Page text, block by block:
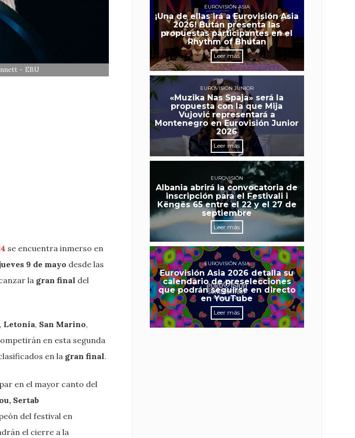
- EBU
se encuentra inmerso en
9 de mayo desde las
la gran final del
, Letonia, San Marino,
en esta segunda
en la gran final.
en el mayor canto del
Sertab
del festival en
el cierre a la
EUROVISIÓN ASIA
¡Una de ellas irá a Eurovisión Asia
2026! Bután presenta las
propuestas participantes en el
Rhythm of Bhutan
Leer más
EUROVISIÓN JUNIOR
«Muzika Nas Spaja» será la
propuesta con la que Mija
Vujović representará a
Montenegro en Eurovisión Junior
2026
Leer más
EUROVISIÓN
Albania abrirá la convocatoria de
inscripción para el Festivali i
Këngës 65 entre el 22 y el 27 de
septiembre
Leer más
EUROVISIÓN ASIA
Eurovisión Asia 2026 detalla su
calendario de preselecciones
que podrán seguirse en directo
en YouTube
Leer más